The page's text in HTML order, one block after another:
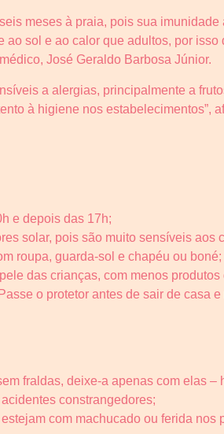
meses à praia, pois sua imunidade
sol e ao calor que adultos, por isso
José Geraldo Barbosa Júnior.
a alergias, principalmente a
à higiene nos estabelecimentos”,
e depois das 17h;
solar, pois são muito sensíveis aos
roupa, guarda-sol e chapéu ou boné;
das crianças, com menos
o protetor antes de sair de casa
fraldas, deixe-a apenas com elas –
constrangedores;
com machucado ou ferida nos